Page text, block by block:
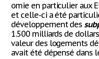
omie en particulier aux
et celle-ci a été
développement des
1.500 milliards de
valeur des logements
avait été dépensé dans